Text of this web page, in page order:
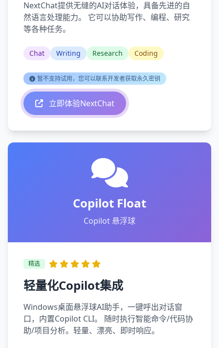
NextChat提供无缝的AI对话体验，具备先进的自
然语言处理能力。 它可以协助写作、编程、研究
等各种任务。
Chat Writing Research Coding
暂不支持试用，您可以联系开发者获取永久密钥
立即体验NextChat
Copilot Float
Copilot 悬浮球
精选
轻量化Copilot集成
Windows桌面悬浮球AI助手，一键呼出对话窗
口，内置Copilot CLI。 随时执行智能命令/代码协
助/项目分析。轻量、漂亮、即时响应。